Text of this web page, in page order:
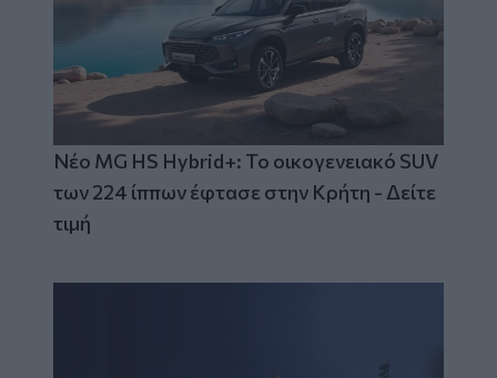
Νέο MG HS Hybrid+: Το οικογενειακό SUV
των 224 ίππων έφτασε στην Κρήτη - Δείτε
τιμή